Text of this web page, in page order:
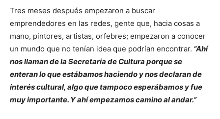
Tres meses después empezaron a buscar
emprendedores en las redes, gente que, hacia cosas a
mano, pintores, artistas, orfebres; empezaron a conocer
un mundo que no tenían idea que podrían encontrar. “Ahí
nos llaman de la Secretaria de Cultura porque se
enteran lo que estábamos haciendo y nos declaran de
interés cultural, algo que tampoco esperábamos y fue
muy importante. Y ahí empezamos camino al andar.”